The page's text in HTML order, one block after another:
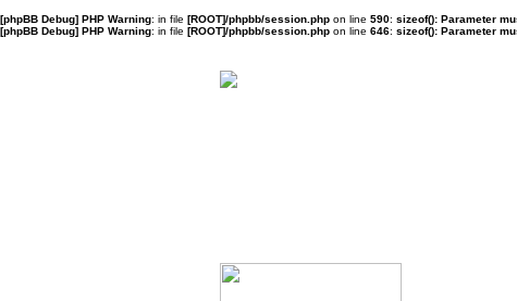
[phpBB Debug] PHP Warning: in file [ROOT]/phpbb/session.php on line 590: sizeof(): Parameter
[phpBB Debug] PHP Warning: in file [ROOT]/phpbb/session.php on line 646: sizeof(): Parameter